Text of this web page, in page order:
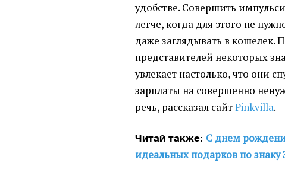
удобстве. Совершить
легче, когда для этого не
даже заглядывать в кошелек.
представителей некоторых
увлекает настолько, что они
зарплаты на совершенно
речь, рассказал сайтPinkvilla.
Читай также: С днем
идеальных подарков по знаку